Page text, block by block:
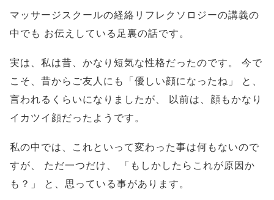
マッサージスクールの経絡リフレクソロジーの講義の
中でも お伝えしている足裏の話です。
実は、私は昔、かなり短気な性格だったのです。
今で
こそ、昔からご友人にも「優しい顔になったね」
と、
言われるくらいになりましたが、
以前は、顔もかなり
イカツイ顔だったようです。
私の中では、これといって変わった事は何もないので
すが、
ただ一つだけ、
「もしかしたらこれが原因か
も？」
と、思っている事があります。